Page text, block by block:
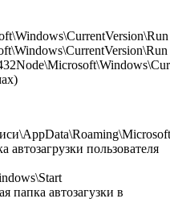
автозагрузки пользователя
папка автозагузки в